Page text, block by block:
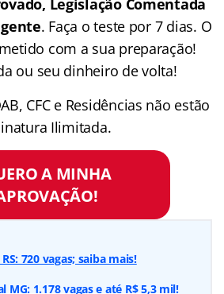
. Faça o teste por 7 dias. O
com a sua preparação!
ou seu dinheiro de volta!
CFC e Residências não estão
Ilimitada.
A MINHA
720 vagas; saiba mais!
MG: 1.178 vagas e até R$ 5,3 mil!